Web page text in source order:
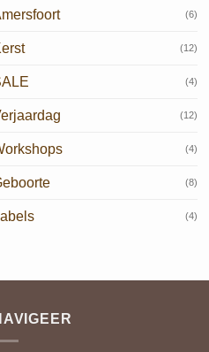
(6)
(12)
(4)
(12)
(4)
(8)
(4)